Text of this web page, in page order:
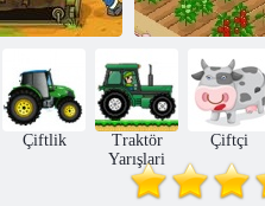
Çiftçi-racer
3
Domuzu
Önündeki
Engeller
Yeni Çiftçi 2
Çiftlik
Traktör
Yarışlari
Çiftçi